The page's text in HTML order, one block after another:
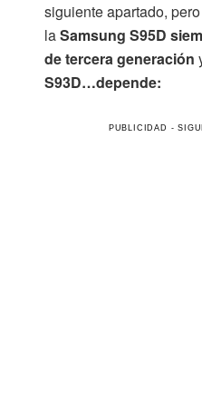
siguiente apartado,
laSamsung S95D
de tercera generación
S93D…depende: